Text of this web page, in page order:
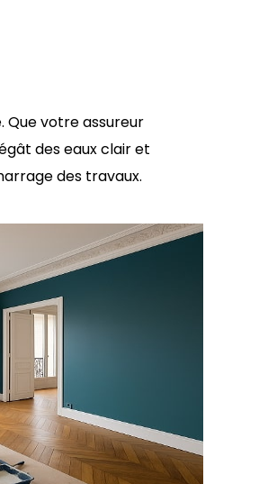
Que votre assureur
des eaux clair et
des travaux.